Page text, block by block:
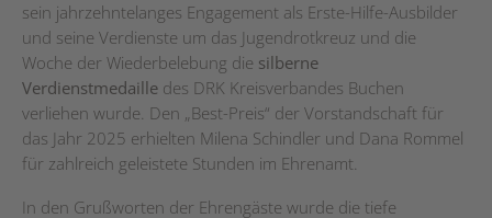
sein jahrzehntelanges Engagement als Erste-Hilfe-Ausbilder
und seine Verdienste um das Jugendrotkreuz und die
Woche der Wiederbelebung die silberne
Verdienstmedaille des DRK Kreisverbandes Buchen
verliehen wurde. Den „Best-Preis“ der Vorstandschaft für
das Jahr 2025 erhielten Milena Schindler und Dana Rommel
für zahlreich geleistete Stunden im Ehrenamt.
In den Grußworten der Ehrengäste wurde die tiefe